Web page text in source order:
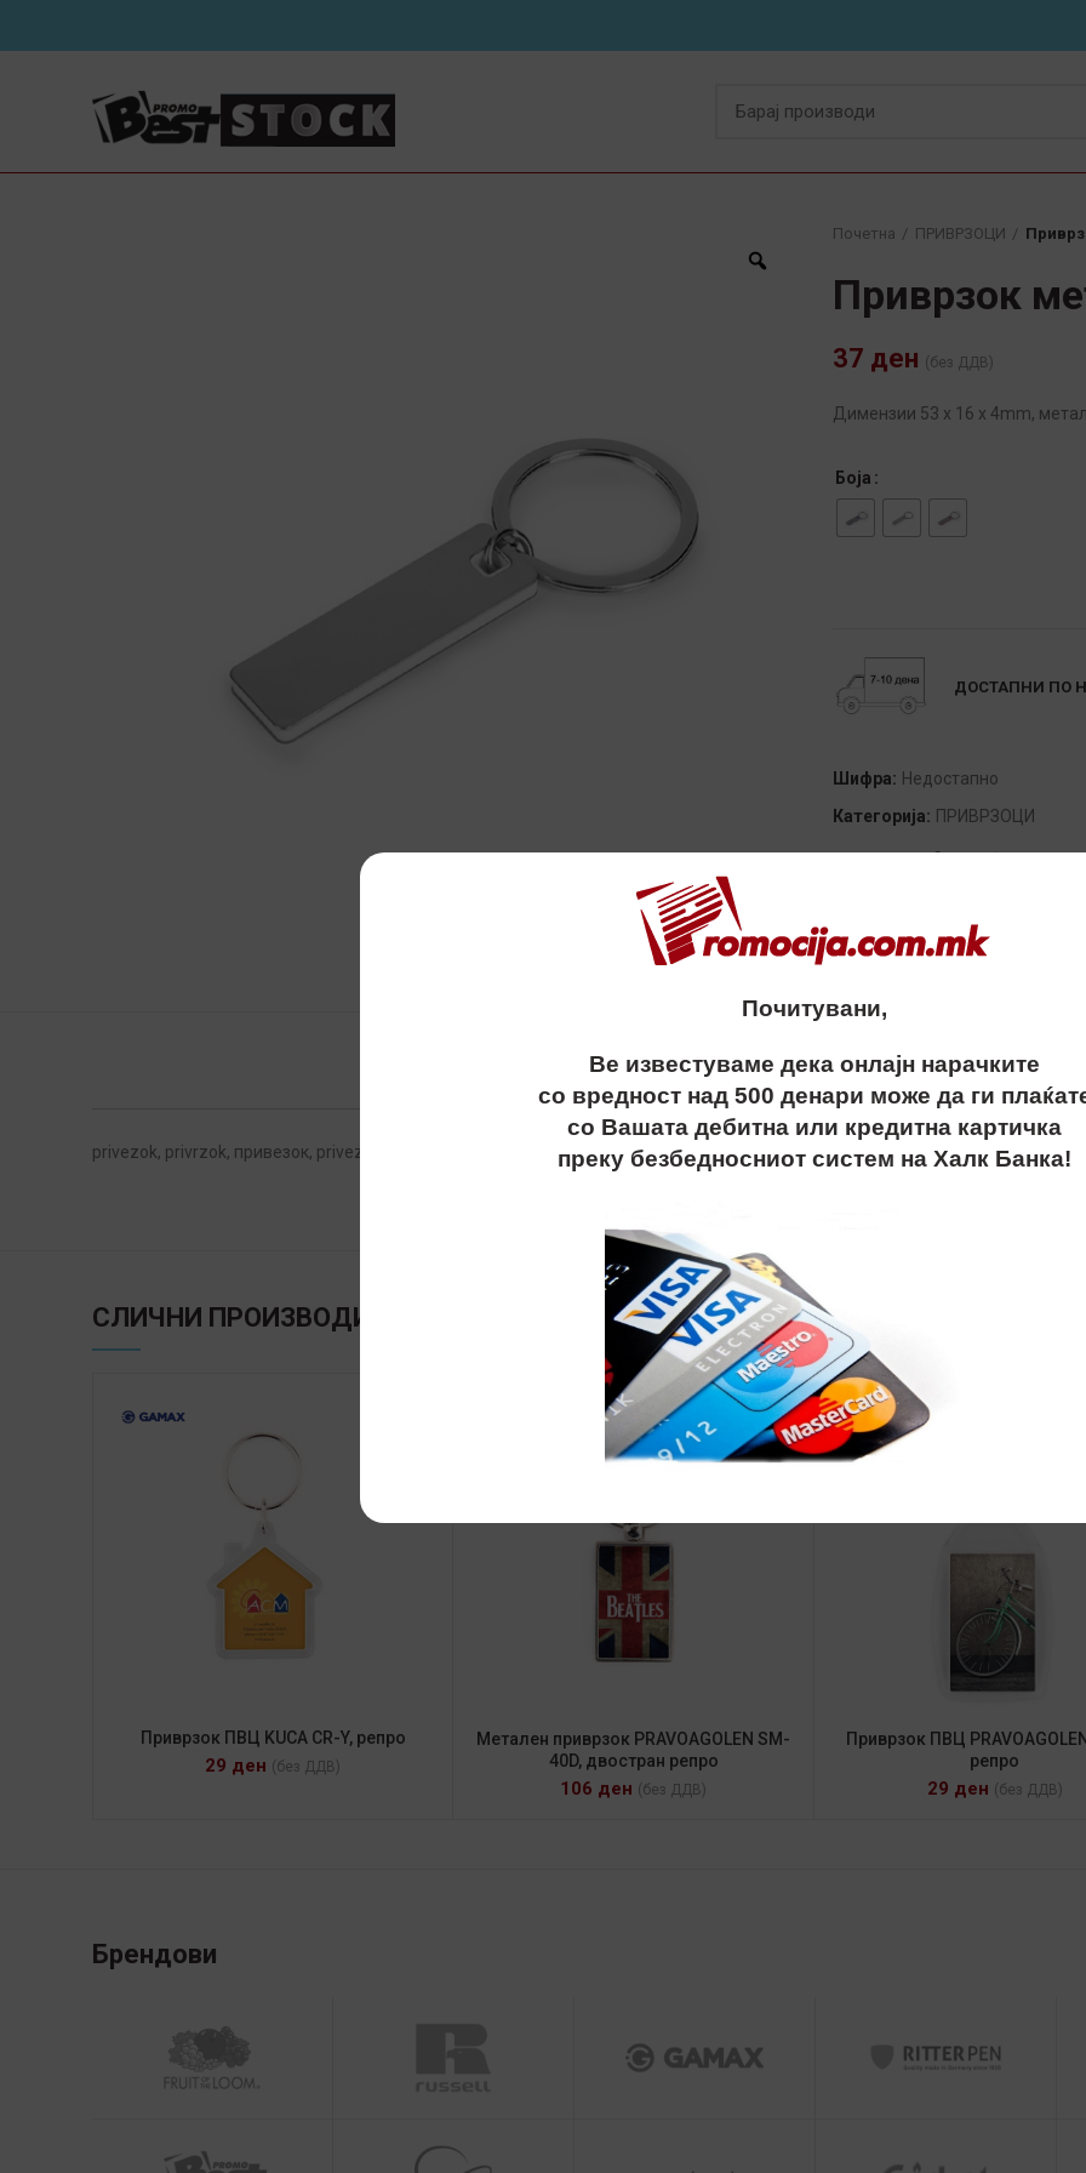
Почетна ПРИВРЗОЦИ
Приврзок
37 ден (без ДДВ)
Димензии 53 x 16 x 4mm,
Боја
ДОСТАПНИ ПО
Шифра: Недостапно
Категорија: ПРИВРЗОЦИ
ДОПОЛНИТЕЛНИ ИНФОРМАЦИИ ДОСТАВА
privezok, privrzok, привезок, privezoci, привезоци, privrzoci, приврзоци, promo best
СЛИЧНИ ПРОИЗВОДИ
Приврзок ПВЦ KUCA CR-Y, репро
29 ден (без ДДВ)
Метален приврзок PRAVOAGOLEN SM-
40D, двостран репро
106 ден (без ДДВ)
Приврзок ПВЦ
репро
29 ден (без ДДВ)
Брендови
Почитувани,
Ве известуваме дека онлајн нарачките
со вредност над 500 денари може да ги
со Вашата дебитна или кредитна картичка
преку безбедносниот систем на Халк Банка!